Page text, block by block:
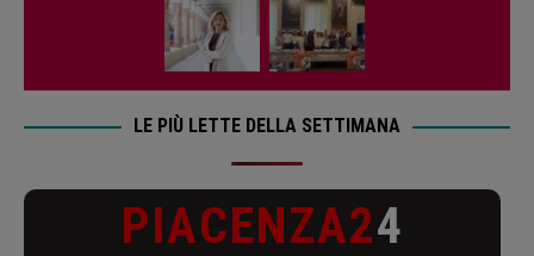
LE PIÙ LETTE DELLA SETTIMANA
PIACENZA24